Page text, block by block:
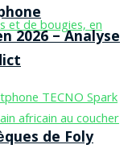
de Foly
2026 – Analyse